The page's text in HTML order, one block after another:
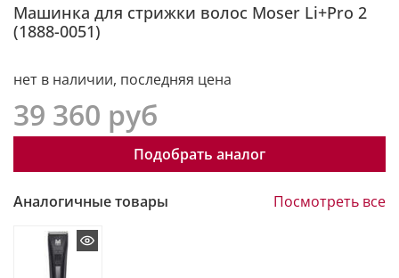
Машинка для стрижки волос Moser Li+Pro 2
(1888-0051)
нет в наличии, последняя цена
39 360 руб
Подобрать аналог
Аналогичные товары Посмотреть все